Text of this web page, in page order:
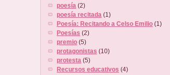
poesía (2)
poesía recitada (1)
Poesía: Recitando a Celso Emilio (1)
Poesías (2)
premio (5)
protagonistas (10)
protesta (5)
Recursos educativos (4)